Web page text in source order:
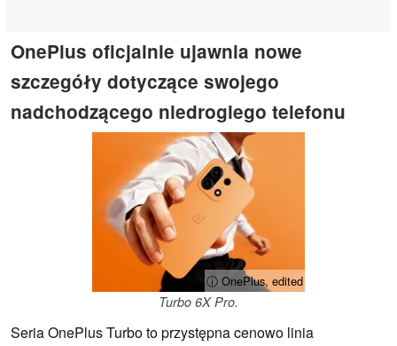
OnePlus oficjalnie ujawnia nowe
szczegóły dotyczące swojego
nadchodzącego niedrogiego telefonu
ⓘ OnePlus, edited
Turbo 6X Pro.
Seria OnePlus Turbo to przystępna cenowo linia